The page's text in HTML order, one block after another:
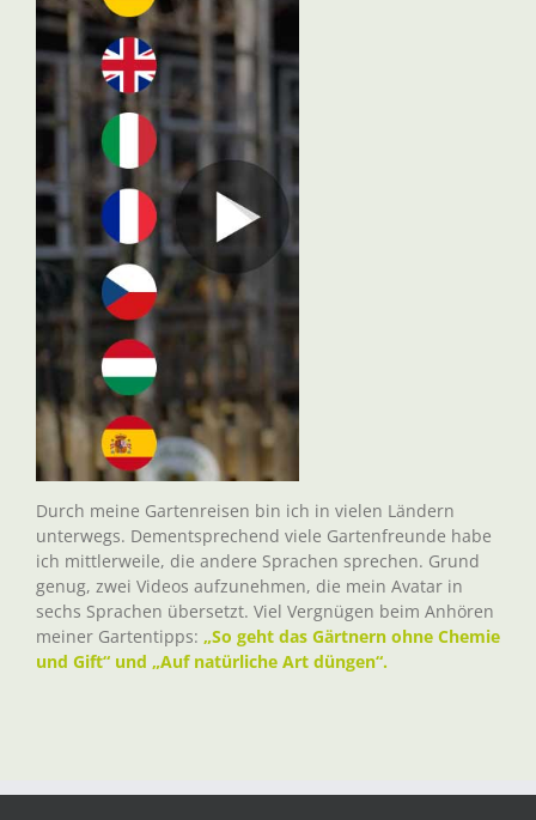
Durch meine Gartenreisen bin ich in vielen Ländern
unterwegs. Dementsprechend viele Gartenfreunde habe
ich mittlerweile, die andere Sprachen sprechen. Grund
genug, zwei Videos aufzunehmen, die mein Avatar in
sechs Sprachen übersetzt. Viel Vergnügen beim Anhören
meiner Gartentipps: „So geht das Gärtnern ohne Chemie
und Gift“ und „Auf natürliche Art düngen“.